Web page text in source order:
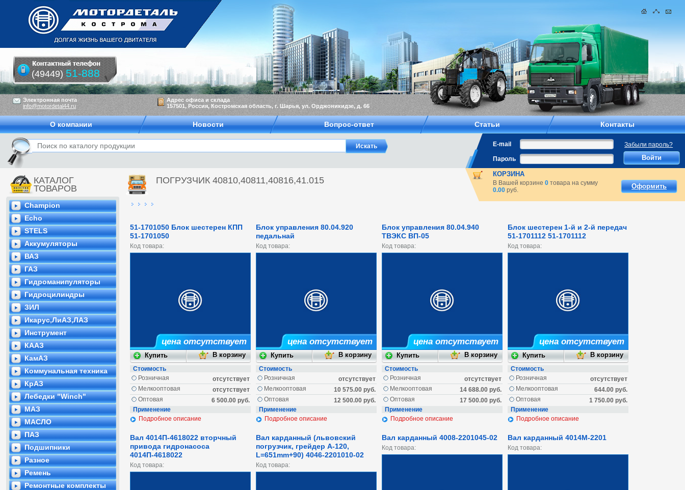
КАТАЛОГ
ТОВАРОВ
Champion
Echo
STELS
Аккумуляторы
ВАЗ
ГАЗ
Гидроманипуляторы
Гидроцилиндры
ЗИЛ
Икарус,ЛиАЗ,ЛАЗ
Инструмент
КААЗ
КамАЗ
Коммунальная техника
КрАЗ
Лебедки "Winch"
МАЗ
МАСЛО
ПАЗ
Подшипники
Разное
Ремень
Ремонтные комплекты
ПОГРУЗЧИК 40810,40811,40816,41.015
51-1701050 Блок шестерен КПП
51-1701050
Код товара:
цена отсутствует
Стоимость
отсутствует
Розничная
отсутствует
Мелкооптовая
6 500.00 руб.
Оптовая
Применение
Подробное описание
Блок управления 80.04.920
педальнай
Код товара:
цена отсутствует
Стоимость
отсутствует
Розничная
10 575.00 руб.
Мелкооптовая
12 500.00 руб.
Оптовая
Применение
Подробное описание
Блок управления 80.04.940
ТВЭКС ВП-05
Код товара:
цена отсутствует
Стоимость
отсутствует
Розничная
14 688.00 руб.
Мелкооптовая
17 500.00 руб.
Оптовая
Применение
Подробное описание
Блок шестерен 1-й и 2-й передач
51-1701112 51-1701112
Код товара:
цена отсутствует
Стоимость
отсутствует
Розничная
644.00 руб.
Мелкооптовая
1 750.00 руб.
Оптовая
Применение
Подробное описание
Вал 4014П-4618022 вторчный
привода гидронасоса
4014П-4618022
Код товара:
Вал карданный (львовский
погрузчик, грейдер А-120,
L=651mm+90) 4046-2201010-02
Код товара:
Вал карданный 4008-2201045-02
Код товара:
Вал карданный 4014М-2201
Код товара:
Электронная почта
info@motordetal44.ru
Адрес офиса и склада
157501, Россия, Костромская область, г. Шарья, ул. Орджоникидзе, д. 66
(49449) 51-888
О компании Новости Вопрос-ответ Статьи Контакты
E-mail
Забыли пароль?
Пароль
КОРЗИНА
В Вашей корзине0 товара на сумму
0.00 руб. Оформить